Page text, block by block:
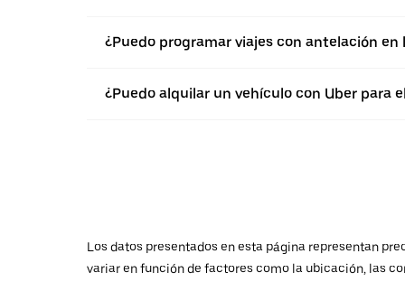
¿Puedo programar viajes con antelación en
¿Puedo alquilar un vehículo con Uber para
Los datos presentados en esta página representan
variar en función de factores como la ubicación, las